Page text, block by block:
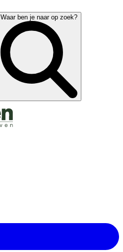
Waar ben je naar op zoek?